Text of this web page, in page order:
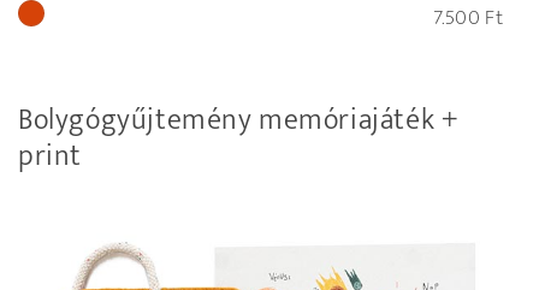
7.500 Ft
Bolygógyűjtemény memóriajáték +
print